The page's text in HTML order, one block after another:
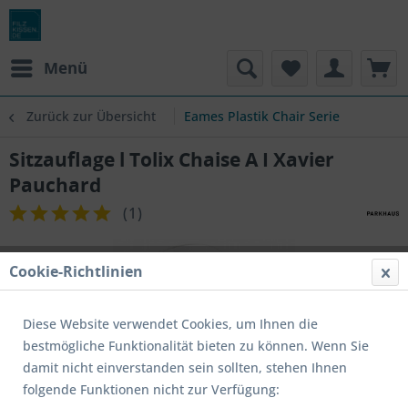
Menü
Zurück zur Übersicht Eames Plastik Chair Serie
Sitzauflage l Tolix Chaise A I Xavier
Pauchard
(1 )
Cookie-Richtlinien
Diese Website verwendet Cookies, um Ihnen die
bestmögliche Funktionalität bieten zu können. Wenn Sie
damit nicht einverstanden sein sollten, stehen Ihnen
folgende Funktionen nicht zur Verfügung: